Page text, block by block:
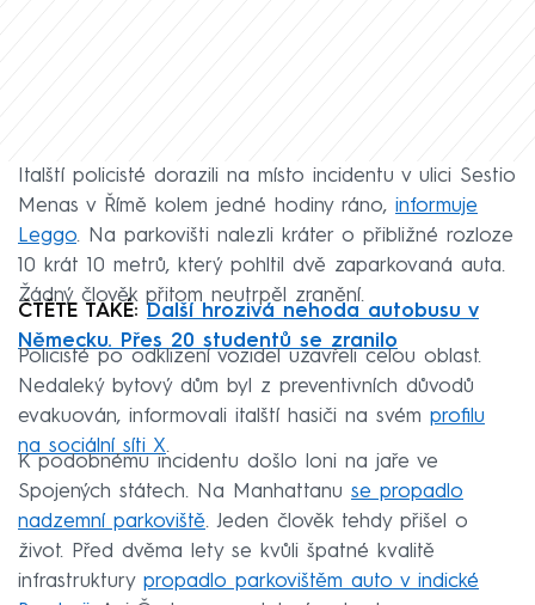
Italští policisté dorazili na místo incidentu v ulici Sestio
Menas v Římě kolem jedné hodiny ráno, informuje
Leggo. Na parkovišti nalezli kráter o přibližné rozloze
10 krát 10 metrů, který pohltil dvě zaparkovaná auta.
Žádný člověk přitom neutrpěl zranění.
ČTĚTE TAKÉ:Další hrozivá nehoda autobusu v
Německu. Přes 20 studentů se zranilo
Policisté po odklizení vozidel uzavřeli celou oblast.
Nedaleký bytový dům byl z preventivních důvodů
evakuován, informovali italští hasiči na svém profilu
na sociální síti X.
K podobnému incidentu došlo loni na jaře ve
Spojených státech. Na Manhattanu se propadlo
nadzemní parkoviště. Jeden člověk tehdy přišel o
život. Před dvěma lety se kvůli špatné kvalitě
infrastruktury propadlo parkovištěm auto v indické